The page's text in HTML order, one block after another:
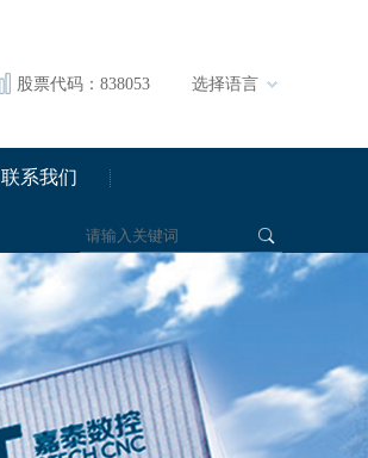
股票代码：838053 选择语言
联系我们